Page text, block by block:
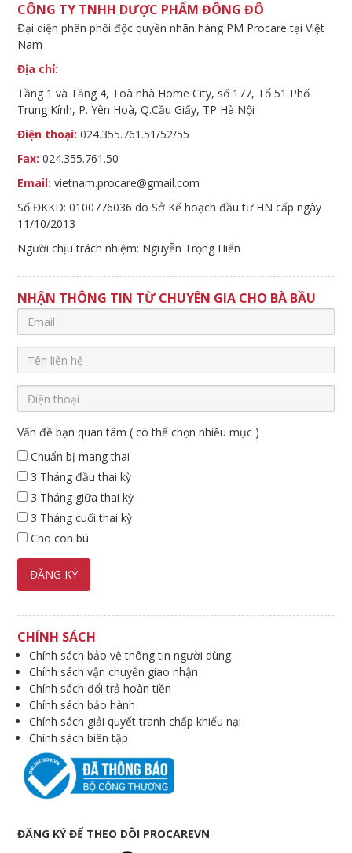
CÔNG TY TNHH DƯỢC PHẨM ĐÔNG ĐÔ
Đại diện phân phối độc quyền nhãn hàng PM Procare tại Việt
Nam
Địa chỉ:
Tầng 1 và Tầng 4, Toà nhà Home City, số 177, Tổ 51 Phố
Trung Kính, P. Yên Hoà, Q.Cầu Giấy, TP Hà Nội
Điện thoại: 024.355.761.51/52/55
Fax: 024.355.761.50
Email: vietnam.procare@gmail.com
Số ĐKKD: 0100776036 do Sở Kế hoạch đầu tư HN cấp ngày
11/10/2013
Người chịu trách nhiệm: Nguyễn Trọng Hiển
NHẬN THÔNG TIN TỪ CHUYÊN GIA CHO BÀ BẦU
Vấn đề bạn quan tâm ( có thể chọn nhiều mục )
Chuẩn bị mang thai
3 Tháng đầu thai kỳ
3 Tháng giữa thai kỳ
3 Tháng cuối thai kỳ
Cho con bú
CHÍNH SÁCH
Chính sách bảo vệ thông tin người dùng
Chính sách vận chuyển giao nhận
Chính sách đổi trả hoàn tiền
Chính sách bảo hành
Chính sách giải quyết tranh chấp khiếu nại
Chính sách biên tập
ĐĂNG KÝ ĐỂ THEO DÕI PROCAREVN